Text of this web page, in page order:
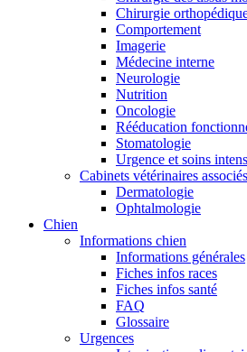
Chirurgie
Comportement
Imagerie
Médecine interne
Neurologie
Nutrition
Oncologie
Rééducation
Stomatologie
Urgence et soins
Cabinets vétérinaires associés
Dermatologie
Ophtalmologie
Chien
Informations chien
Informations générales
Fiches infos races
Fiches infos santé
FAQ
Glossaire
Urgences